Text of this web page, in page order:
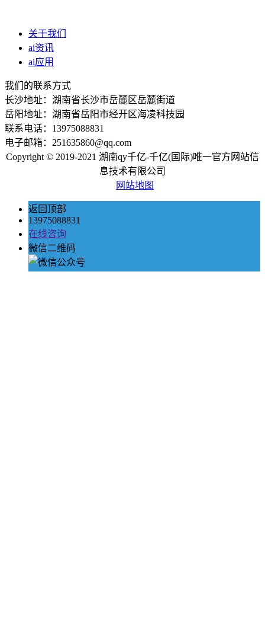
关于我们
ai资讯
ai应用
我们的联系方式
长沙地址：湖南省长沙市岳麓区岳麓街道
岳阳地址：湖南省岳阳市经开区海凌科技园
联系电话：13975088831
电子邮箱：251635860@qq.com
Copyright © 2019-2021 湖南qy千亿-千亿(国际)唯一官方网站信
息技术有限公司
网站地图
返回顶部
13975088831
在线咨询
微信二维码